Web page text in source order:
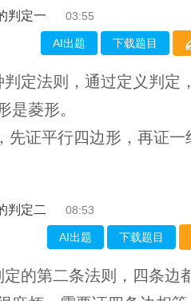
判定一 03:55
AI出题 下载题目
定法则，通过定义判定
是菱形。
先证平行四边形，再证一
判定二 08:53
AI出题 下载题目
的第二条法则，四条边